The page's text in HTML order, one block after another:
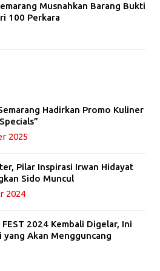
Musnahkan Barang Bukti
100 Perkara
Hadirkan Promo Kuliner
2025
Pilar Inspirasi Irwan Hidayat
Sido Muncul
2024
FEST 2024 Kembali Digelar, Ini
yang Akan Mengguncang